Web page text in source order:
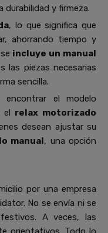
durabilidad y firmeza.
, lo que significa que
ahorrando tiempo y
incluye un manual
las piezas necesarias
sencilla.
encontrar el modelo
el relax motorizado
desean ajustar su
manual, una opción
por una empresa
No se envía ni se
A veces, las